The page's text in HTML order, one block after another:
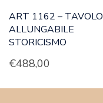
ART 1162 – TAVOLO
ALLUNGABILE
STORICISMO
€488,00